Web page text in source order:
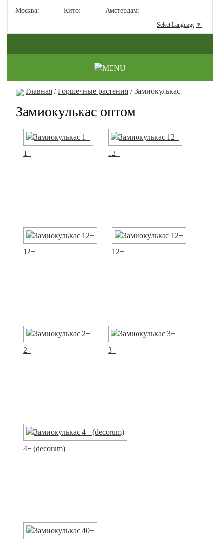
Москва: Кито: Амстердам:
Select Language ▼
Главная /Горшечные растения / Замиокулькас
Замиокулькас оптом
1+ 12+
12+ 12+
2+ 3+
4+ (decorum)